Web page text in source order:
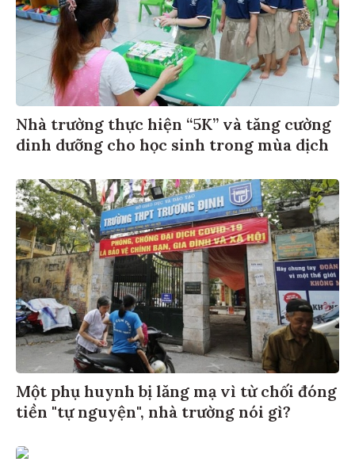
Nhà trường thực hiện “5K” và tăng cường
dinh dưỡng cho học sinh trong mùa dịch
Một phụ huynh bị lăng mạ vì từ chối đóng
tiền "tự nguyện", nhà trường nói gì?